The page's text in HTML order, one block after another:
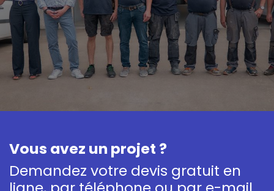
Vous avez un projet ?
Demandez votre devis gratuit en